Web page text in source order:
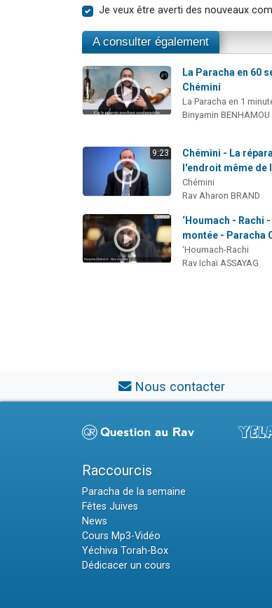
Je veux être averti des nouveaux
A consulter également
La Paracha en 60
Chémini
La Paracha en 1
Binyamin BENHAMOU
9:23
Chémini - La
l'endroit même de
Chémini
Rav Aharon BRAND
‘Houmach - Rachi
montée - Paracha
‘Houmach-Rachi
Rav Ichaï ASSAYAG
Nous contacter
Raccourcis
Paracha de la semaine
Fêtes Juives
News
Cours Mp3-Vidéo
Yéchiva Torah-Box
Dédicacer un cours